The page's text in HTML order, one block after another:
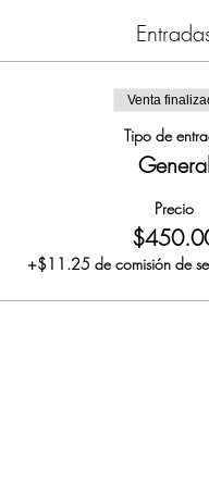
Venta
Tipo de
General
Precio
+$11.25 de comisión de